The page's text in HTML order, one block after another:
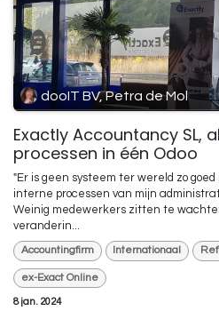
dooIT BV, Petra de Mol
Exactly Accountancy SL,
processen in één Odoo
"Er is geen systeem ter wereld zo
interne processen van mijn
Weinig medewerkers zitten te
veranderin...
Accountingfirm Internationaal
ex-Exact Online
8 jan. 2024